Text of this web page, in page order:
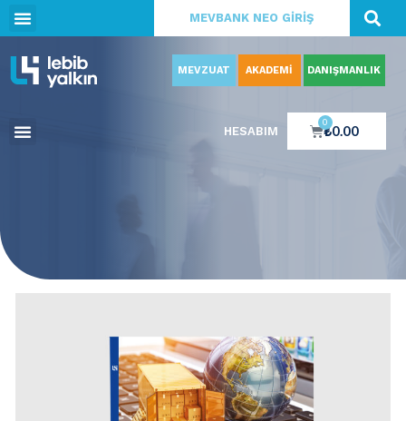
MEVBANK NEO GİRİŞ
MEVZUAT AKADEMİ DANIŞMANLIK
HESABIM ₺0.00
0